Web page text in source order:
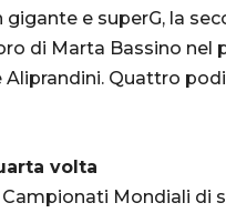
e superG, la
di Marta Bassino nel
Aliprandini. Quattro
volta
Mondiali di